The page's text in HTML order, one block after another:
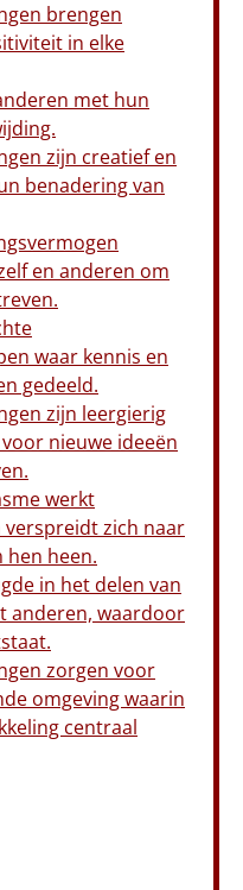
brengen
in elke
met hun
zijn creatief en
benadering van
en anderen om
waar kennis en
gedeeld.
zijn leergierig
nieuwe ideeën
werkt
verspreidt zich naar
hen heen.
in het delen van
anderen, waardoor
zorgen voor
omgeving waarin
centraal